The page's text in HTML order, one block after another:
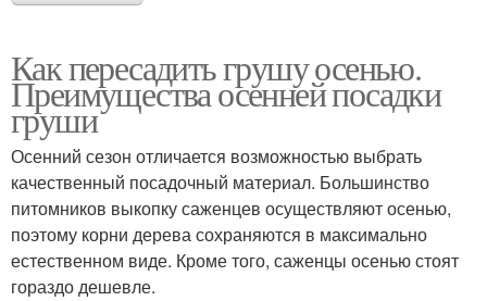
Как пересадить грушу осенью.
Преимущества осенней посадки
груши
Осенний сезон отличается возможностью выбрать
качественный посадочный материал. Большинство
питомников выкопку саженцев осуществляют осенью,
поэтому корни дерева сохраняются в максимально
естественном виде. Кроме того, саженцы осенью стоят
гораздо дешевле.